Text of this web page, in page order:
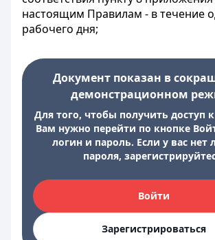
настоящим Правилам - в течение
рабочего дня;
Документ показан в
демонстрационном
Для того, чтобы получить доступ
Вам нужно перейти по кнопке
логин и пароль. Если у вас нет
пароля,
Войти
Зарегистрироваться